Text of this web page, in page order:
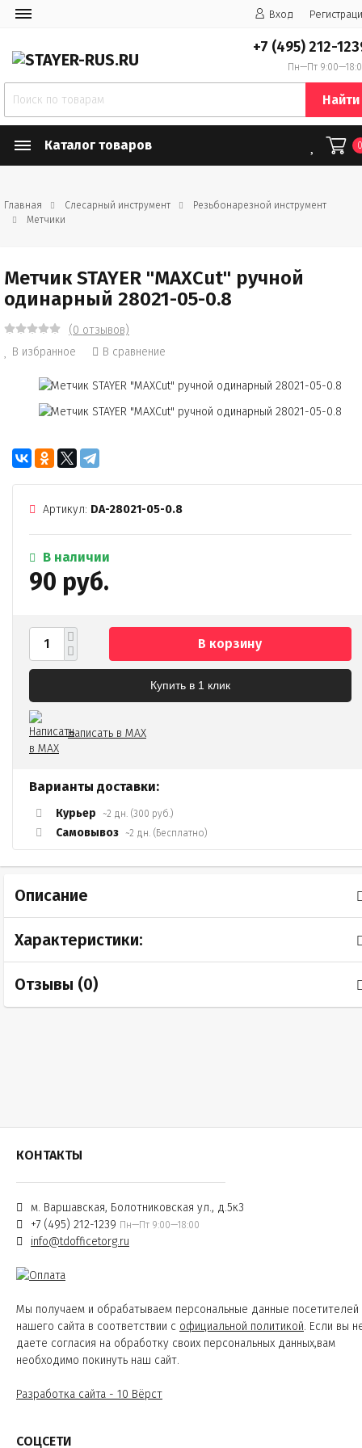
Вход
+7 (495) 212-
Пн—Пт
Найти
Каталог товаров
Главная Слесарный инструмент
Резьбонарезной инструмент
Метчики
Метчик STAYER "MAXCut" ручной
одинарный 28021-05-0.8
(0 отзывов)
В избранное
В сравнение
Артикул: DA-28021-05-0.8
В наличии
90 руб.
В корзину
Купить в 1 клик
Написать в MAX
Варианты доставки:
Курьер ~2 дн. (300 руб.)
Самовывоз ~2 дн. (Бесплатно)
Описание
Характеристики:
Отзывы (0)
КОНТАКТЫ
м. Варшавская, Болотниковская ул., д.5к3
+7 (495) 212-1239 Пн—Пт 9:00—18:00
info@tdofficetorg.ru
Мы получаем и обрабатываем персональные данные посетителей
нашего сайта в соответствии с официальной политикой. Если вы
даете согласия на обработку своих персональных данных,вам
необходимо покинуть наш сайт.
Разработка сайта - 10 Вёрст
СОЦСЕТИ